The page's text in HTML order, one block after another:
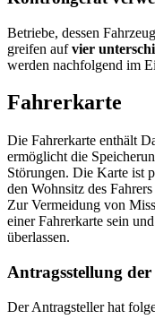
Betriebe, dessen
greifen aufvier
werden nachfolgend im
Fahrerkarte
Die Fahrerkarte enthält
ermöglicht die
Störungen. Die Karte ist
den Wohnsitz des
Zur Vermeidung von
einer Fahrerkarte sein
überlassen.
Antragsstellung
Der Antragsteller hat